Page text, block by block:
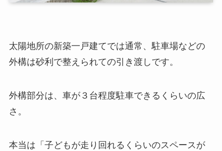
太陽地所の新築一戸建てでは通常、駐車場などの
外構は砂利で整えられての引き渡しです。
外構部分は、車が３台程度駐車できるくらいの広
さ。
本当は「子どもが走り回れるくらいのスペースが